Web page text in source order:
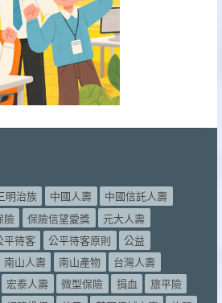
明治族 中國人壽
中國信託人壽
險 保險信望愛獎
元大人壽
平待客 公平待客原則
公益
南山人壽 南山產物
台灣人壽
宏泰人壽 微型保險 捐血
旅平險